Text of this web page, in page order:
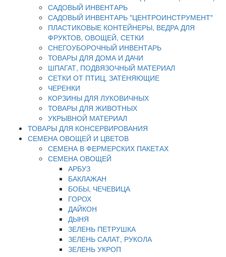
САДОВЫЙ ИНВЕНТАРЬ
САДОВЫЙ ИНВЕНТАРЬ "ЦЕНТРОИНСТРУМЕНТ"
ПЛАСТИКОВЫЕ КОНТЕЙНЕРЫ, ВЕДРА ДЛЯ
ФРУКТОВ, ОВОЩЕЙ, СЕТКИ
СНЕГОУБОРОЧНЫЙ ИНВЕНТАРЬ
ТОВАРЫ ДЛЯ ДОМА И ДАЧИ
ШПАГАТ, ПОДВЯЗОЧНЫЙ МАТЕРИАЛ
СЕТКИ ОТ ПТИЦ, ЗАТЕНЯЮЩИЕ
ЧЕРЕНКИ
КОРЗИНЫ ДЛЯ ЛУКОВИЧНЫХ
ТОВАРЫ ДЛЯ ЖИВОТНЫХ
УКРЫВНОЙ МАТЕРИАЛ
ТОВАРЫ ДЛЯ КОНСЕРВИРОВАНИЯ
СЕМЕНА ОВОЩЕЙ И ЦВЕТОВ
СЕМЕНА В ФЕРМЕРСКИХ ПАКЕТАХ
СЕМЕНА ОВОЩЕЙ
АРБУЗ
БАКЛАЖАН
БОБЫ, ЧЕЧЕВИЦА
ГОРОХ
ДАЙКОН
ДЫНЯ
ЗЕЛЕНЬ ПЕТРУШКА
ЗЕЛЕНЬ САЛАТ, РУКОЛА
ЗЕЛЕНЬ УКРОП